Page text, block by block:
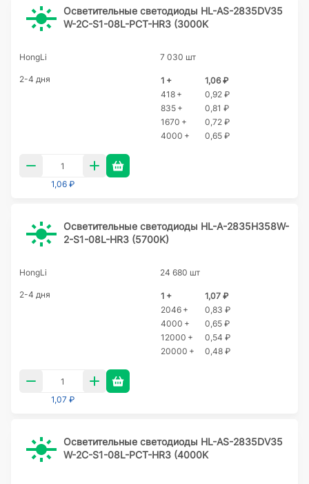
Осветительные светодиоды HL-AS-2835DV35
W-2C-S1-08L-PCT-HR3 (3000K
HongLi 7 030 шт
2-4 дня 1 +
1,06 ₽
418 +
0,92 ₽
835 +
0,81 ₽
1670 +
0,72 ₽
4000 +
0,65 ₽
1,06 ₽
Осветительные светодиоды HL-A-2835H358W-
2-S1-08L-HR3 (5700K)
HongLi 24 680 шт
2-4 дня 1 +
1,07 ₽
2046 +
0,83 ₽
4000 +
0,65 ₽
12000 +
0,54 ₽
20000 +
0,48 ₽
1,07 ₽
Осветительные светодиоды HL-AS-2835DV35
W-2C-S1-08L-PCT-HR3 (4000K